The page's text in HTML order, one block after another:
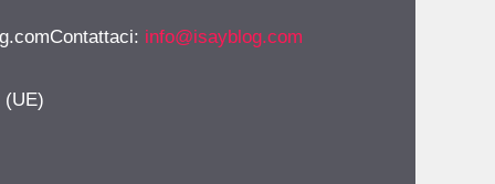
: info@isayblog.com
(UE)